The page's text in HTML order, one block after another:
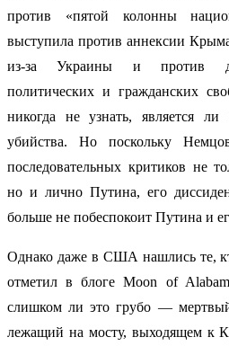
против «пятой колонны
выступила против аннексии
из-за Украины и против
политических и гражданских
никогда не узнать, является ли
убийства. Но поскольку
последовательных критиков не
но и лично Путина, его
больше не побеспокоит Путина и
Однако даже в США нашлись те,
отметил в блоге Moon of
слишком ли это грубо —
лежащий на мосту, выходящем к